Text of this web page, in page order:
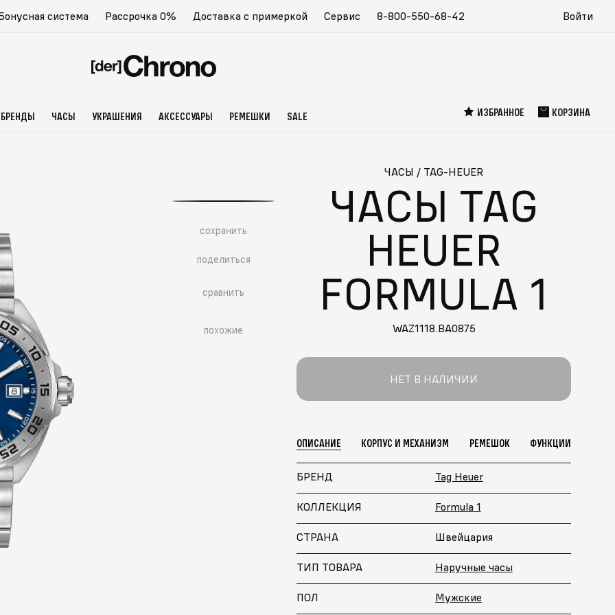
система Рассрочка 0% Доставка с примеркой Сервис 8-800-550-68-42 Войти
БРЕНДЫ ЧАСЫ УКРАШЕНИЯ АКСЕССУАРЫ РЕМЕШКИ SALE ИЗБРАННОЕ КОРЗИНА
сохранить
поделиться
сравнить
похожие
ЧАСЫ / TAG-HEUER
ЧАСЫ TAG
HEUER
FORMULA 1
WAZ1118.BA0875
НЕТ В НАЛИЧИИ
ОПИСАНИЕ КОРПУС И МЕХАНИЗМ РЕМЕШОК ФУНКЦИИ
БРЕНД Tag Heuer
КОЛЛЕКЦИЯ Formula 1
СТРАНА Швейцария
ТИП ТОВАРА Наручные часы
ПОЛ Мужские